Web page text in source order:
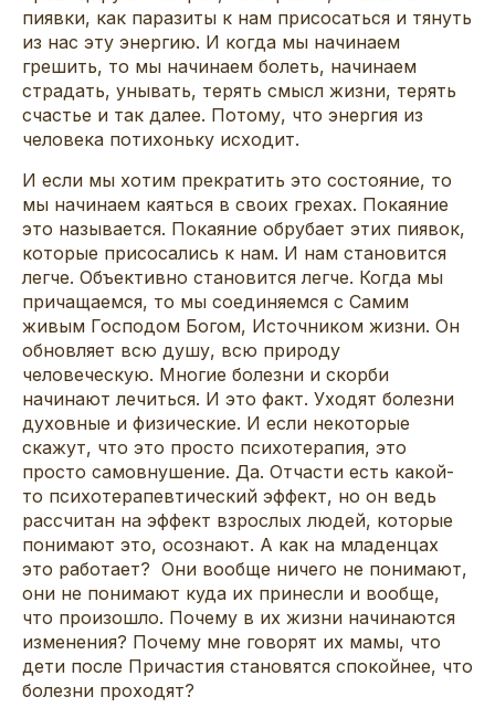
пиявки, как паразиты к нам присосаться и тянуть
из нас эту энергию. И когда мы начинаем
грешить, то мы начинаем болеть, начинаем
страдать, унывать, терять смысл жизни, терять
счастье и так далее. Потому, что энергия из
человека потихоньку исходит.
И если мы хотим прекратить это состояние, то
мы начинаем каяться в своих грехах. Покаяние
это называется. Покаяние обрубает этих пиявок,
которые присосались к нам. И нам становится
легче. Объективно становится легче. Когда мы
причащаемся, то мы соединяемся с Самим
живым Господом Богом, Источником жизни. Он
обновляет всю душу, всю природу
человеческую. Многие болезни и скорби
начинают лечиться. И это факт. Уходят болезни
духовные и физические. И если некоторые
скажут, что это просто психотерапия, это
просто самовнушение. Да. Отчасти есть какой-
то психотерапевтический эффект, но он ведь
рассчитан на эффект взрослых людей, которые
понимают это, осознают. А как на младенцах
это работает? Они вообще ничего не понимают,
они не понимают куда их принесли и вообще,
что произошло. Почему в их жизни начинаются
изменения? Почему мне говорят их мамы, что
дети после Причастия становятся спокойнее, что
болезни проходят?